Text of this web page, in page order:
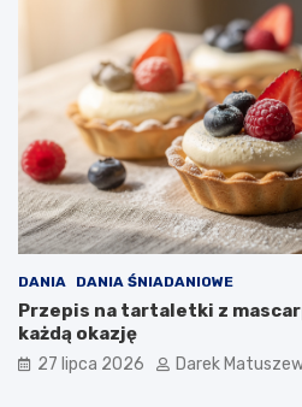
DANIA DANIA ŚNIADANIOWE
Przepis na tartaletki z
każdą okazję
27 lipca 2026 Darek